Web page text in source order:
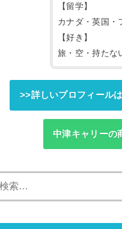
【留学】
カナダ・英国
【好き】
旅・空・持たな
>>詳しいプロフィール
中津キャリーの